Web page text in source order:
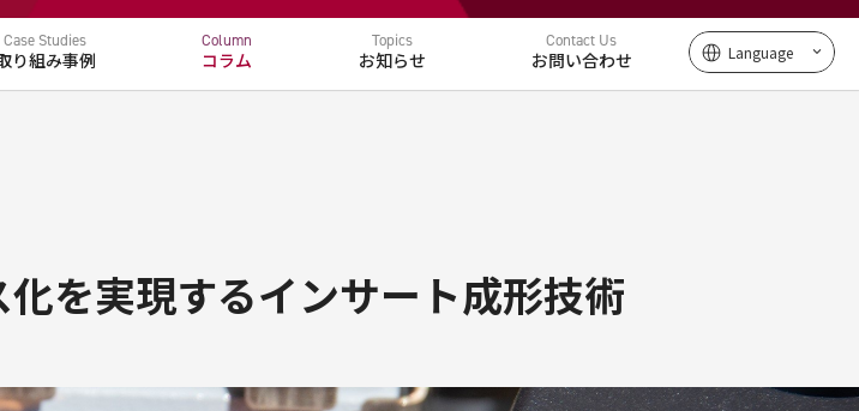
品
電動化 環境
Case Studies
り組み事例
Column
コラム
Topics
お知らせ
Contact Us
お問い合わせ Language
を実現するインサート成形技術